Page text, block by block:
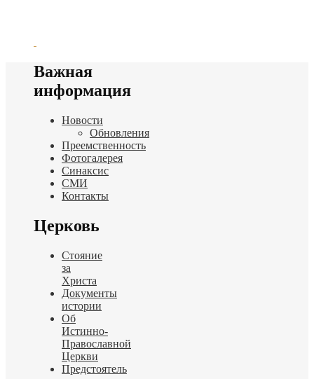
Важная
информация
Новости
Обновления
Преемственность
Фотогалерея
Синаксис
СМИ
Контакты
Церковь
Стояние
за
Христа
Документы
истории
Об
Истинно-
Православной
Церкви
Предстоятель